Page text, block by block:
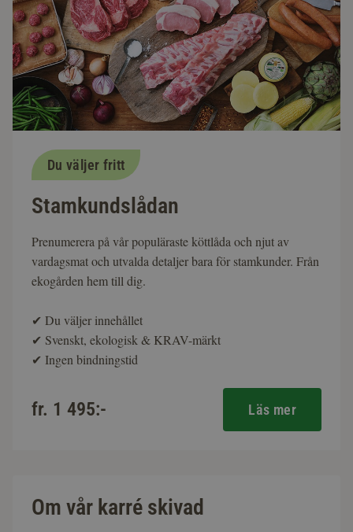
Om vår karré skivad
Du väljer fritt
Stamkundslådan
Prenumerera på vår populäraste köttlåda och njut av
vardagsmat och utvalda detaljer bara för stamkunder. Från
ekogården hem till dig.
✔ Du väljer innehållet
✔ Svenskt, ekologisk & KRAV-märkt
✔ Ingen bindningstid
fr. 1 495:- Läs mer